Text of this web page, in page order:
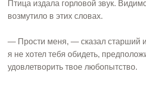
Птица издала горловой звук.
возмутило в этих словах.
— Прости меня, — сказал старший
я не хотел тебя обидеть,
удовлетворить твое любопытство.